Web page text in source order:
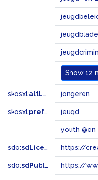
Show 12
skosxl:altLabel jongeren
skosxl:prefLabel jeugd
youth @en
sdo:sdLicense
sdo:sdPublisher https://